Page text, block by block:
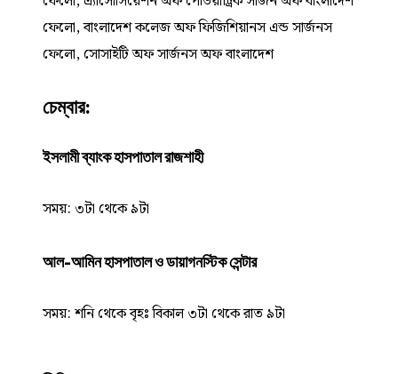
ফেলো, বাংলাদেশ কলেজ অফ ফিজিশিয়ানস এন্ড সার্জনস
ফেলো, সোসাইটি অফ সার্জনস অফ বাংলাদেশ
চেম্বার:
ইসলামী ব্যাংক হাসপাতাল রাজশাহী
সময়: ৩টা থেকে ৯টা
আল-আমিন হাসপাতাল ও ডায়াগনস্টিক সেন্টার
সময়: শনি থেকে বৃহঃ বিকাল ৩টা থেকে রাত ৯টা